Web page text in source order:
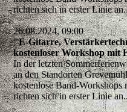
richten sich in erster Linie
26.08.2024, 09:00
"E-Gitarre,
kostenloser Workshop mit
In der letzten
an den Standorten
kostenlose Band-
richten sich in erster Linie